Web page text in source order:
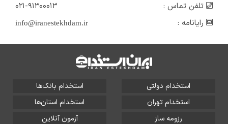
تلفن تماس :
۰۲۱-۹۱۳۰۰۰۱۳
رایانامه :
info@iranestekhdam.ir
استخدام دولتی
استخدام بانک‌ها
استخدام تهران
استخدام استان‌ها
رزومه ساز
آزمون آنلاین